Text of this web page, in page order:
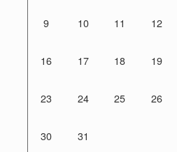
9 10 11 12
16 17 18 19
23 24 25 26
30 31